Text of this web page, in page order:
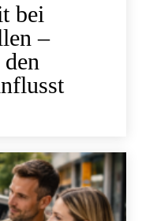
bei
–